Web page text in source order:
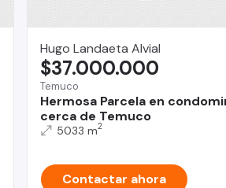
Hugo Landaeta Alvial
Temuco
Hermosa Parcela en
cerca de Temuco
$37.000.000
5033 m2
Contactar ahora